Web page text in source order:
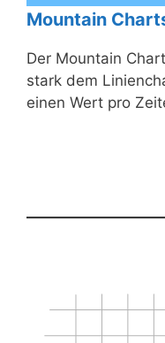
Mountain
Der Mountain
stark dem
einen Wert pro